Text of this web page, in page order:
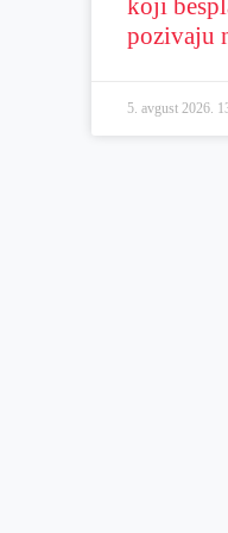
pozivaju
5. avgust 2026.